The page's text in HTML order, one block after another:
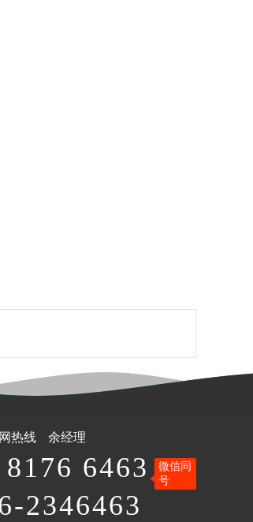
热线 余经理
8176 6463
微信同
号
2346463